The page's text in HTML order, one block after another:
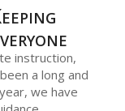
instruction,
a long and
we have